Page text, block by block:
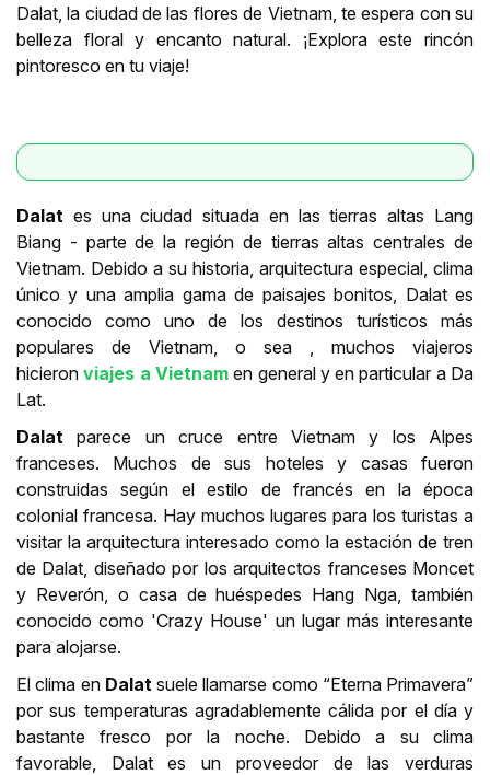
Dalat, la ciudad de las flores de Vietnam, te espera con su
belleza floral y encanto natural. ¡Explora este rincón
pintoresco en tu viaje!
Dalat es una ciudad situada en las tierras altas Lang
Biang - parte de la región de tierras altas centrales de
Vietnam. Debido a su historia, arquitectura especial, clima
único y una amplia gama de paisajes bonitos, Dalat es
conocido como uno de los destinos turísticos más
populares de Vietnam, o sea , muchos viajeros
hicieronviajes a Vietnamen general y en particular a Da
Lat.
Dalatparece un cruce entre Vietnam y los Alpes
franceses. Muchos de sus hoteles y casas fueron
construidas según el estilo de francés en la época
colonial francesa. Hay muchos lugares para los turistas a
visitar la arquitectura interesado como la estación de tren
de Dalat, diseñado por los arquitectos franceses Moncet
y Reverón, o casa de huéspedes Hang Nga, también
conocido como 'Crazy House' un lugar más interesante
para alojarse.
El clima en Dalat suele llamarse como “Eterna Primavera”
por sus temperaturas agradablemente cálida por el día y
bastante fresco por la noche. Debido a su clima
favorable, Dalat es un proveedor de las verduras